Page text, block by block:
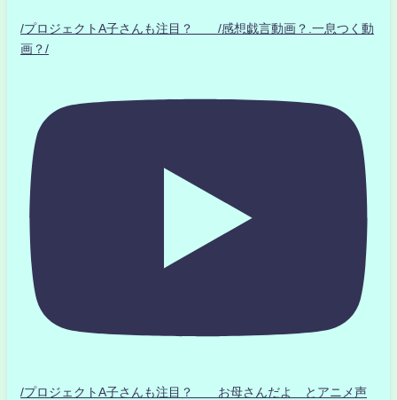
/プロジェクトA子さんも注目？ /感想戯言動画？.一息つく動
画？/
/プロジェクトA子さんも注目？ お母さんだよ とアニメ声